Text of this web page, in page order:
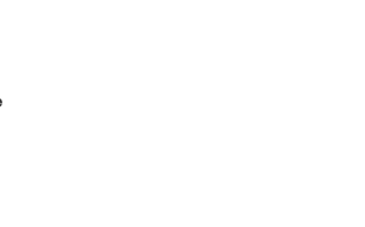
2а ПН-ВС с 11:00 до 20:00
141 ТЦ МЕГА